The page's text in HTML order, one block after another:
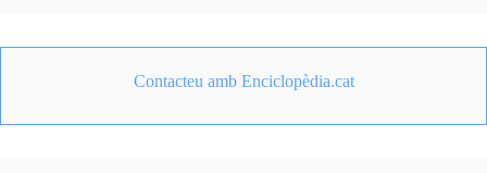
Contacteu amb Enciclopèdia.cat